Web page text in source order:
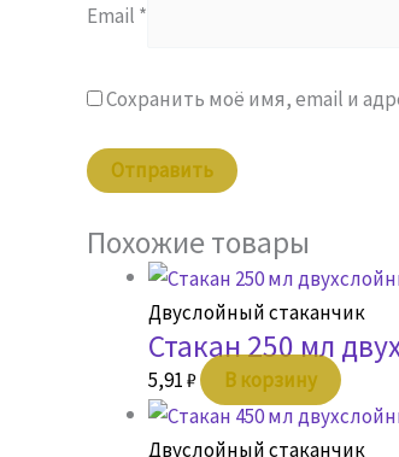
Email *
Сохранить моё имя, email и
Похожие товары
Двуслойный стаканчик
Стакан 250 мл
5,91₽ В корзину
Двуслойный стаканчик